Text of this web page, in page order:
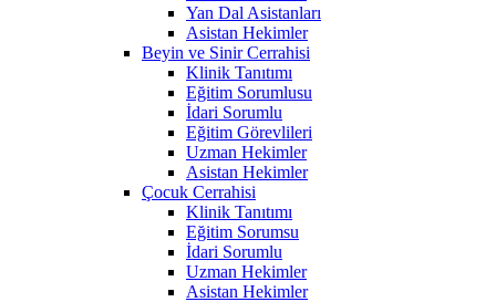
Yan Dal Asistanları
Asistan Hekimler
Beyin ve Sinir Cerrahisi
Klinik Tanıtımı
Eğitim Sorumlusu
İdari Sorumlu
Eğitim Görevlileri
Uzman Hekimler
Asistan Hekimler
Çocuk Cerrahisi
Klinik Tanıtımı
Eğitim Sorumsu
İdari Sorumlu
Uzman Hekimler
Asistan Hekimler